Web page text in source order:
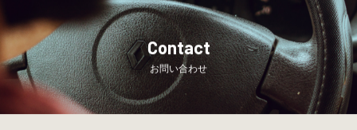
Contact
お問い合わせ